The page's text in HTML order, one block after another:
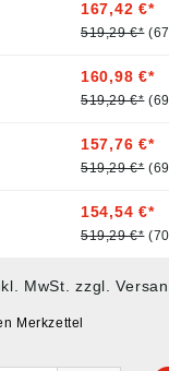
167,42 €*
519,29 €*
160,98 €*
519,29 €*
157,76 €*
519,29 €*
154,54 €*
519,29 €*
MwSt. zzgl.
Merkzettel